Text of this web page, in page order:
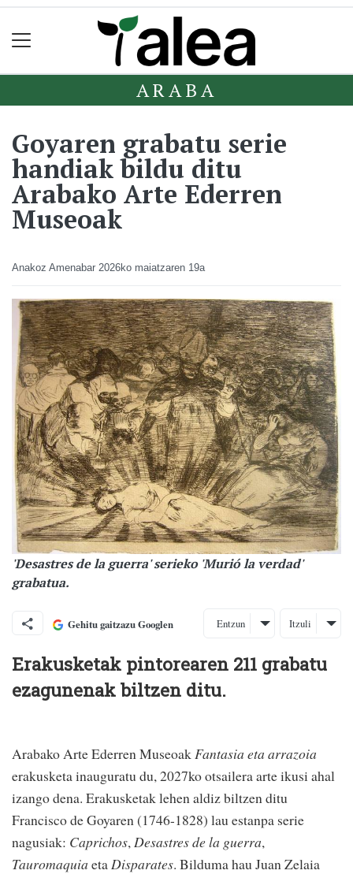
ARABA
Goyaren grabatu serie
handiak bildu ditu
Arabako Arte Ederren
Museoak
Anakoz Amenabar 2026ko maiatzaren 19a
'Desastres de la guerra' serieko 'Murió la verdad'
grabatua.
Gehitu gaitzazu Googlen Entzun Itzuli
Erakusketak pintorearen 211 grabatu
ezagunenak biltzen ditu.
Arabako Arte Ederren Museoak Fantasia eta arrazoia
erakusketa inauguratu du, 2027ko otsailera arte ikusi ahal
izango dena. Erakusketak lehen aldiz biltzen ditu
Francisco de Goyaren (1746-1828) lau estanpa serie
nagusiak: Caprichos, Desastres de la guerra,
Tauromaquia eta Disparates. Bilduma hau Juan Zelaia